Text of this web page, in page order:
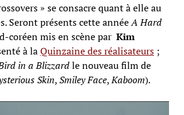
» se consacre quant à elle au
Seront présents cette annéeA Hard
coréen mis en scène par Kim
à laQuinzaine des réalisateurs;
in a Blizzardle nouveau film de
Skin,Smiley Face,Kaboom).